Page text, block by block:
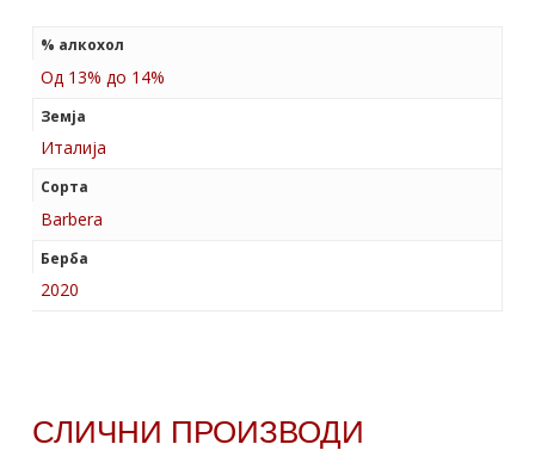
% алкохол
Од 13% до 14%
Земја
Италија
Сорта
Barbera
Берба
2020
СЛИЧНИ ПРОИЗВОДИ